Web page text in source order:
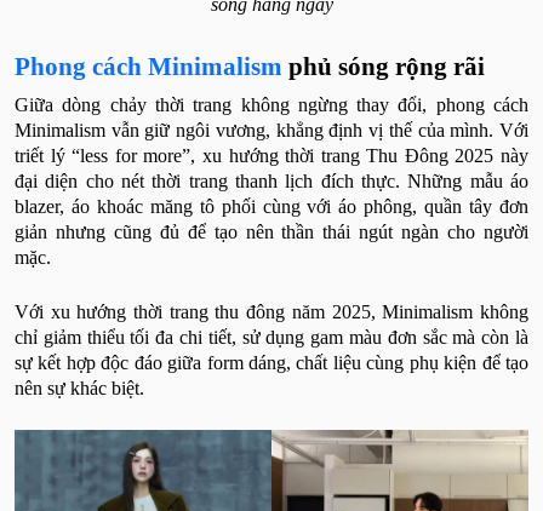
Phong cách Minimalism phủ sóng rộng rãi
Giữa dòng chảy thời trang không ngừng thay đổi, phong cách
Minimalism vẫn giữ ngôi vương, khẳng định vị thế của mình. Với
triết lý “less for more”, xu hướng thời trang Thu Đông 2025 này
đại diện cho nét thời trang thanh lịch đích thực. Những mẫu áo
blazer, áo khoác măng tô phối cùng với áo phông, quần tây đơn
giản nhưng cũng đủ để tạo nên thần thái ngút ngàn cho người
mặc.
Với xu hướng thời trang thu đông năm 2025, Minimalism không
chỉ giảm thiểu tối đa chi tiết, sử dụng gam màu đơn sắc mà còn là
sự kết hợp độc đáo giữa form dáng, chất liệu cùng phụ kiện để tạo
nên sự khác biệt.